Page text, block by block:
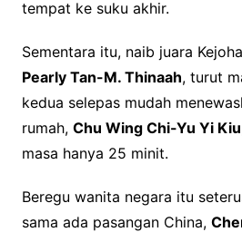
tempat ke suku akhir.
Sementara itu, naib juara
Pearly Tan-M. Thinaah, turut
kedua selepas mudah
rumah, Chu Wing Chi-Yu Yi Kiu
masa hanya 25 minit.
Beregu wanita negara itu
sama ada pasangan China,